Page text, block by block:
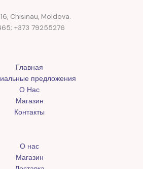
Chisinau, Moldova.
+373 79255276
Главная
предложения
О Нас
Магазин
Контакты
О нас
Магазин